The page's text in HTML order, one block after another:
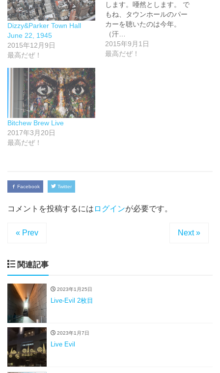
Dizzy&Parker Town Hall
June 22, 1945
2015年12月9日
最高だぜ！
します。唖然とします。 で
もね、タウンホールのパー
カーを聴いたのは今年。
（汗…
2015年9月1日
最高だぜ！
Bitchew Brew Live
2017年3月20日
最高だぜ！
Facebook Twitter
コメントを投稿するには ログインが必要です。
« Prev Next »
関連記事
2023年1月25日
Live-Evil 2枚目
2023年1月7日
Live Evil